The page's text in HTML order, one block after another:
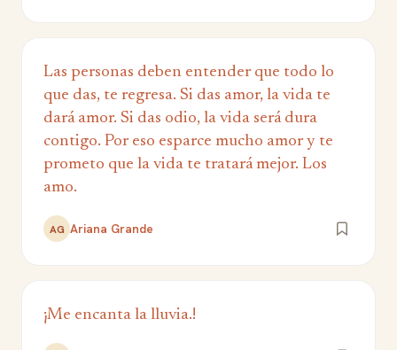
Las personas deben entender que todo lo
que das, te regresa. Si das amor, la vida te
dará amor. Si das odio, la vida será dura
contigo. Por eso esparce mucho amor y te
prometo que la vida te tratará mejor. Los
amo.
AG Ariana Grande
¡Me encanta la lluvia.!